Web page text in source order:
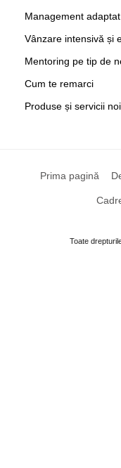
Management adaptat
Vânzare intensivă și
Mentoring pe tip de
Cum te remarci
Produse și servicii noi
Prima pagină
Toate